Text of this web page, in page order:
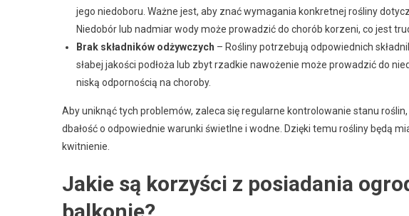
jego niedoboru. Ważne jest, aby znać wymagania konkretnej rośliny
Niedobór lub nadmiar wody może prowadzić do chorób korzeni, co jest
Brak składników odżywczych – Rośliny potrzebują odpowiednich
słabej jakości podłoża lub zbyt rzadkie nawożenie może prowadzić do
niską odpornością na choroby.
Aby uniknąć tych problemów, zaleca się regularne kontrolowanie stanu
dbałość o odpowiednie warunki świetlne i wodne. Dzięki temu rośliny będą
kwitnienie.
Jakie są korzyści z posiadania